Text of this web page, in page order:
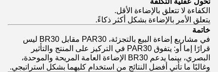
الكفاءة لا تتعلق بالإضاءة الأقل.
يتعلق الأمر بالإضاءة بشكل أكثر ذكاءً.
خاتمة
في مشاريع إضاءة البيع بالتجزئة، PAR30 مقابل BR30 ليس
قرارًا إما أو: يتفوق PAR30 في التركيز على المنتج والتأثير
البصري، بينما يدعم BR30 الإضاءة العامة المريحة والموحدة،
وغالبًا ما تأتي أفضل النتائج من استخدام كليهما بشكل استراتيجي.